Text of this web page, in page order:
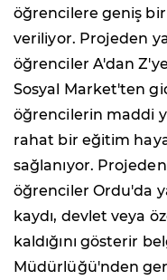
öğrencilere geniş
veriliyor. Projeden
öğrenciler A'dan
Sosyal Market'ten
öğrencilerin maddi
rahat bir eğitim
sağlanıyor.
öğrenciler Ordu'da
kaydı, devlet veya
kaldığını gösterir
Müdürlüğü'nden geri